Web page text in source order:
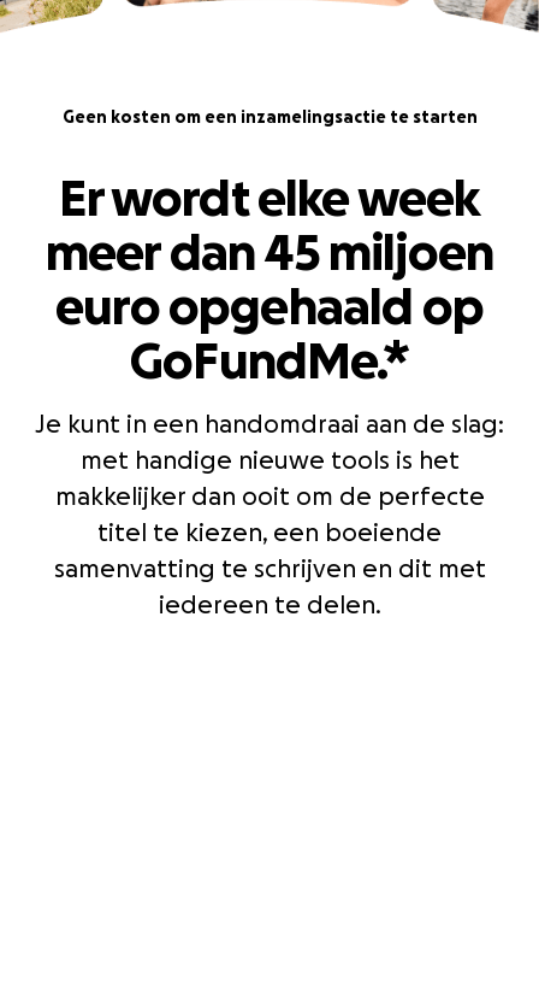
Geen kosten om een inzamelingsactie te starten
Er wordt elke week
meer dan 45 miljoen
euro opgehaald op
GoFundMe.*
Je kunt in een handomdraai aan de slag:
met handige nieuwe tools is het
makkelijker dan ooit om de perfecte
titel te kiezen, een boeiende
samenvatting te schrijven en dit met
iedereen te delen.